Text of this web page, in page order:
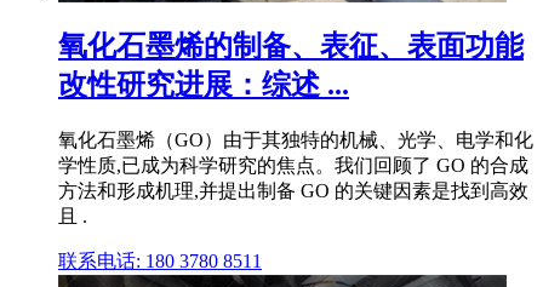
氧化石墨烯的制备、表征、表面功能
改性研究进展：综述 ...
氧化石墨烯（GO）由于其独特的机械、光学、电学和化
学性质,已成为科学研究的焦点。我们回顾了 GO 的合成
方法和形成机理,并提出制备 GO 的关键因素是找到高效
且 .
联系电话: 180 3780 8511